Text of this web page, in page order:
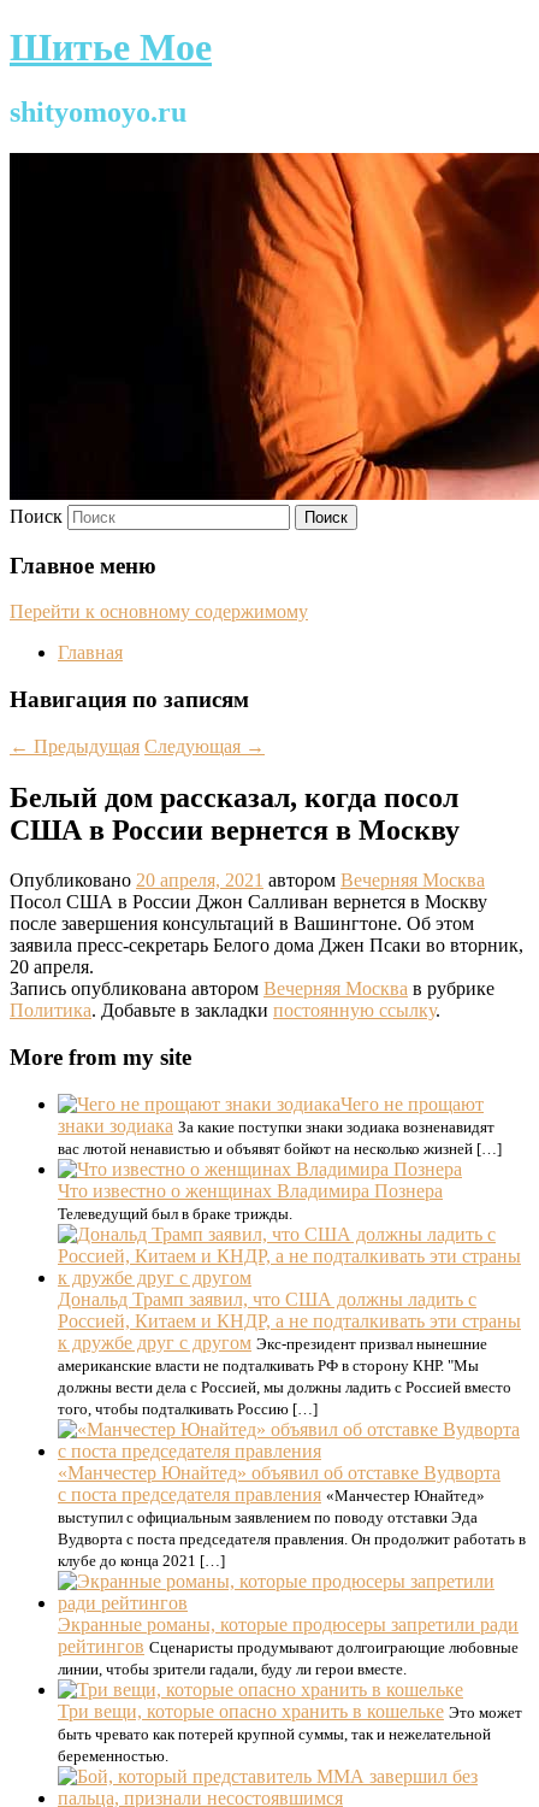
Шитье Мое
shityomoyo.ru
Поиск
Главное меню
Перейти к основному содержимому
Главная
Навигация по записям
← Предыдущая Следующая →
Белый дом рассказал, когда посол
США в России вернется в Москву
Опубликовано 20 апреля, 2021 автором Вечерняя Москва
Посол США в России Джон Салливан вернется в Москву
после завершения консультаций в Вашингтоне. Об этом
заявила пресс-секретарь Белого дома Джен Псаки во вторник,
20 апреля.
Запись опубликована автором Вечерняя Москва в рубрике
Политика. Добавьте в закладки постоянную ссылку.
More from my site
Чего не прощают
знаки зодиака За какие поступки знаки зодиака возненавидят
вас лютой ненавистью и объявят бойкот на несколько жизней […]
Что известно о женщинах Владимира Познера
Телеведущий был в браке трижды.
Дональд Трамп заявил, что США должны ладить с
Россией, Китаем и КНДР, а не подталкивать эти страны
к дружбе друг с другом Экс-президент призвал нынешние
американские власти не подталкивать РФ в сторону КНР. "Мы
должны вести дела с Россией, мы должны ладить с Россией вместо
того, чтобы подталкивать Россию […]
«Манчестер Юнайтед» объявил об отставке Вудворта
с поста председателя правления «Манчестер Юнайтед»
выступил с официальным заявлением по поводу отставки Эда
Вудворта с поста председателя правления. Он продолжит работать в
клубе до конца 2021 […]
Экранные романы, которые продюсеры запретили ради
рейтингов Сценаристы продумывают долгоиграющие любовные
линии, чтобы зрители гадали, буду ли герои вместе.
Три вещи, которые опасно хранить в кошельке Это может
быть чревато как потерей крупной суммы, так и нежелательной
беременностью.